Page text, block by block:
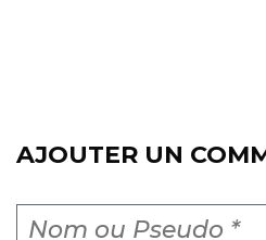
AJOUTER UN